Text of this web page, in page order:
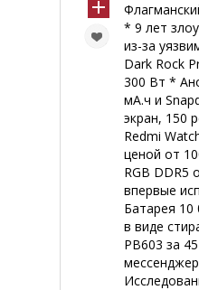
* 9 лет
из-за
Dark Rock
300 Вт *
мА.ч и
экран, 150
Redmi
ценой от
RGB DDR5
впервые
Батарея 10
в виде
PB603 за